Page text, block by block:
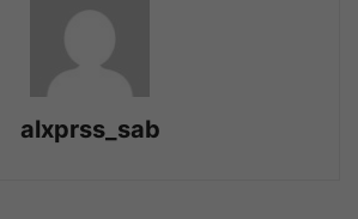
alxprss_sab